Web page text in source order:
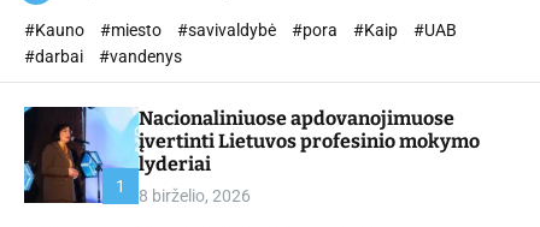
e
h
o
r
#Kauno #miesto #savivaldybė #pora #Kaip
#UAB
#darbai
#vandenys
1
Nacionaliniuose apdovanojimuose
įvertinti Lietuvos profesinio mokymo
lyderiai
8 birželio, 2026